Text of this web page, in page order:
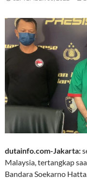
dutainfo.com-Jakarta:
Malaysia, tertangkap
Bandara Soekarno